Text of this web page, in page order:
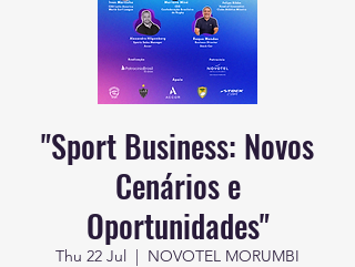
"Sport Business: Novos
Cenários e
Oportunidades"
Thu 22 Jul
  |
NOVOTEL MORUMBI